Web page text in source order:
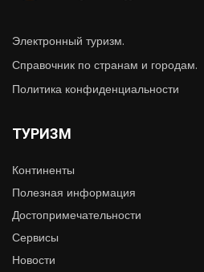
Электронный туризм.
Справочник по странам и городам.
Политика конфиденциальности
ТУРИЗМ
Континенты
Полезная информация
Достопримечательности
Сервисы
Новости